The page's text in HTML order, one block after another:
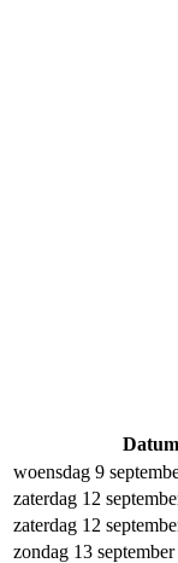
Datum
woensdag 9
zaterdag 12
zaterdag 12
zondag 13